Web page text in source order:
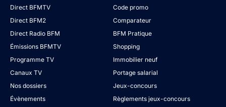
Direct BFMTV
Direct BFM2
Direct Radio BFM
Émissions BFMTV
Programme TV
Canaux TV
Nos dossiers
Évènements
Code promo
Comparateur
BFM Pratique
Shopping
Immobilier neuf
Portage salarial
Jeux-concours
Règlements jeux-concours